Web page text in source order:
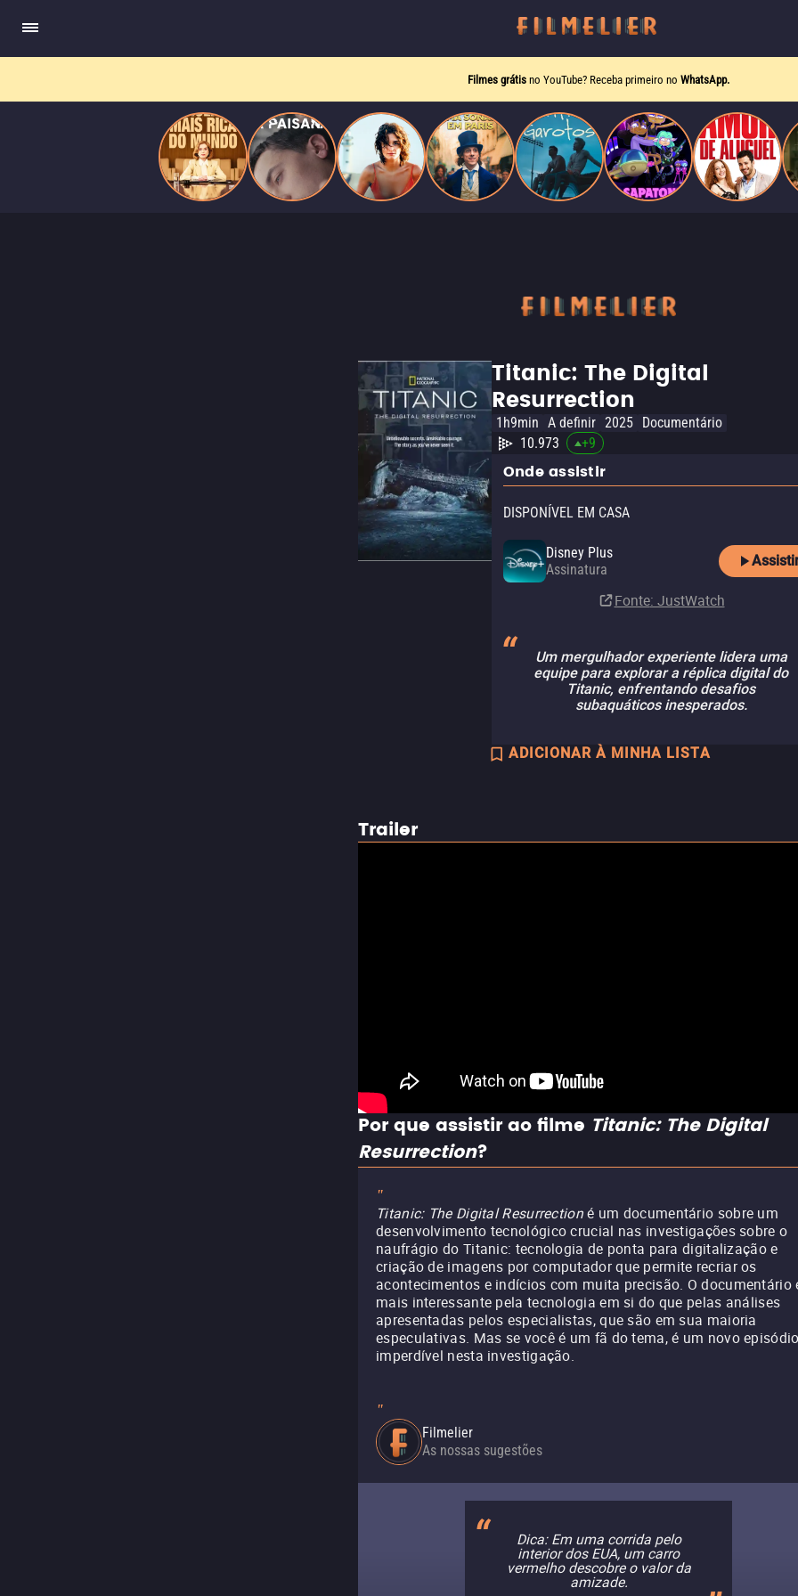
Filmes grátis no YouTube? Receba primeiro no WhatsApp.
Titanic: The Digital
Resurrection
1h9min A definir 2025 Documentário
10.973
+9
Onde assistir
DISPONÍVEL EM CASA
Disney Plus
Assinatura
Fonte: JustWatch
Um mergulhador experiente lidera uma
equipe para explorar a réplica digital do
Titanic, enfrentando desafios
subaquáticos inesperados.
ADICIONAR À MINHA LISTA
Trailer
Por que assistir ao filme Titanic: The Digital
Resurrection?
"
Titanic: The Digital Resurrectioné um documentário sobre um
desenvolvimento tecnológico crucial nas investigações sobre o
naufrágio do Titanic: tecnologia de ponta para digitalização e
criação de imagens por computador que permite recriar os
acontecimentos e indícios com muita precisão. O documentário
mais interessante pela tecnologia em si do que pelas análises
apresentadas pelos especialistas, que são em sua maioria
especulativas. Mas se você é um fã do tema, é um novo
imperdível nesta investigação.
"
Filmelier
As nossas sugestões
Dica: Em uma corrida pelo
interior dos EUA, um carro
vermelho descobre o valor da
amizade.
do
Mundo